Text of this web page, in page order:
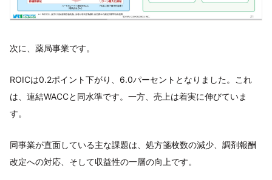
次に、薬局事業です。
ROICは0.2ポイント下がり、6.0パーセントとなりました。これ
は、連結WACCと同水準です。一方、売上は着実に伸びていま
す。
同事業が直面している主な課題は、処方箋枚数の減少、調剤報酬
改定への対応、そして収益性の一層の向上です。